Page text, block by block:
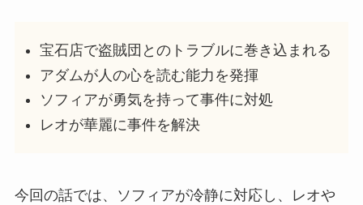
宝石店で盗賊団とのトラブルに巻き込まれる
アダムが人の心を読む能力を発揮
ソフィアが勇気を持って事件に対処
レオが華麗に事件を解決
今回の話では、ソフィアが冷静に対応し、レオや